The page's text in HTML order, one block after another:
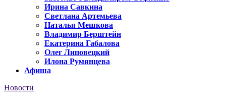
Ирина Савкина
Светлана Артемьева
Наталья Мешкова
Владимир Берштейн
Екатерина Габалова
Олег Липовецкий
Илона Румянцева
Афиша
Новости